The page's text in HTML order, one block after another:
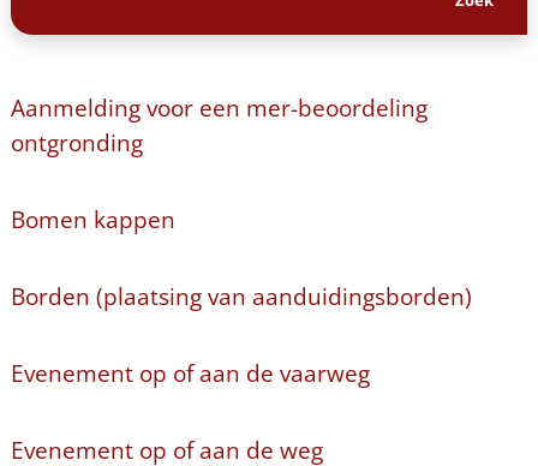
Aanmelding voor een mer-beoordeling
ontgronding
Bomen kappen
Borden (plaatsing van aanduidingsborden)
Evenement op of aan de vaarweg
Evenement op of aan de weg